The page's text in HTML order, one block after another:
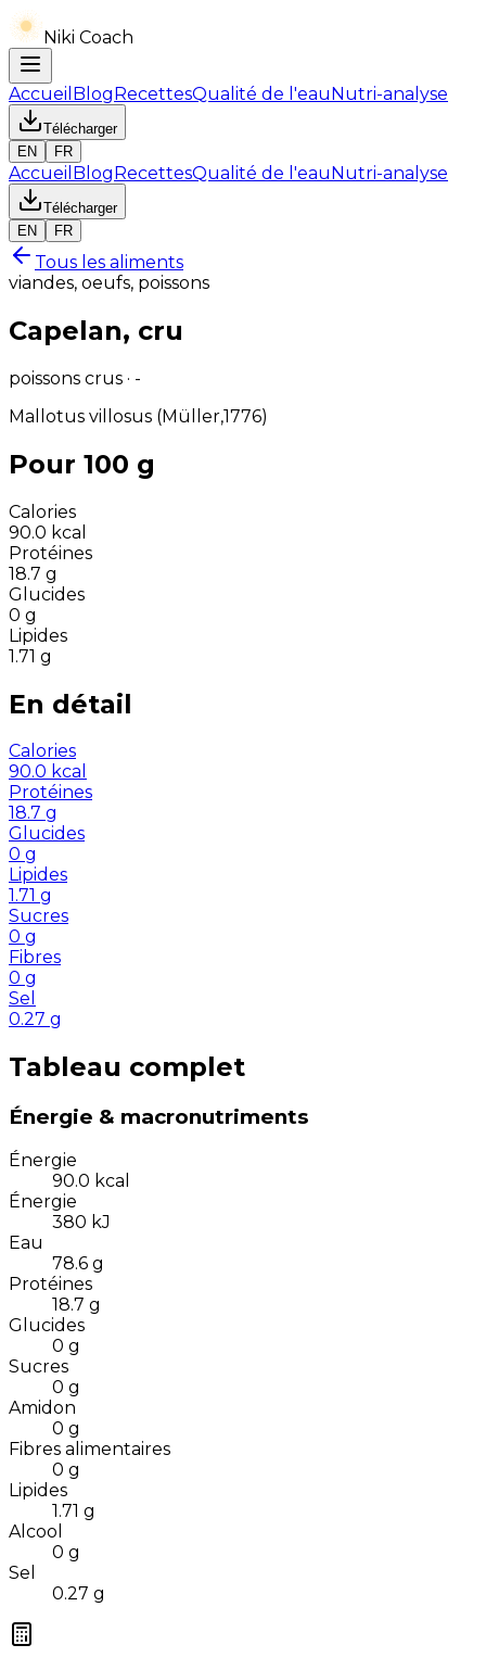
Niki Coach
Accueil BlogRecettesQualité de l'eauNutri-analyse
Télécharger
EN
FR
Accueil BlogRecettesQualité de l'eauNutri-analyse
Télécharger
EN
FR
Tous les aliments
viandes, oeufs, poissons
Capelan, cru
poissons crus · -
Mallotus villosus (Müller,1776)
Pour 100 g
Calories
90.0 kcal
Protéines
18.7 g
Glucides
0 g
Lipides
1.71 g
En détail
Calories
90.0 kcal
Protéines
18.7 g
Glucides
0 g
Lipides
1.71 g
Sucres
0 g
Fibres
0 g
Sel
0.27 g
Tableau complet
Énergie & macronutriments
Énergie
90.0 kcal
Énergie
380 kJ
Eau
78.6 g
Protéines
18.7 g
Glucides
0 g
Sucres
0 g
Amidon
0 g
Fibres alimentaires
0 g
Lipides
1.71 g
Alcool
0 g
Sel
0.27 g